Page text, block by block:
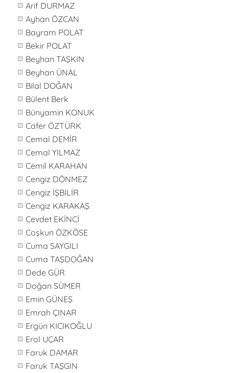
Arif DURMAZ
Ayhan ÖZCAN
Bayram POLAT
Bekir POLAT
Beyhan TAŞKIN
Beyhan ÜNAL
Bilal DOĞAN
Bülent Berk
Bünyamin KONUK
Cafer ÖZTÜRK
Cemal DEMİR
Cemal YILMAZ
Cemil KARAHAN
Cengiz DÖNMEZ
Cengiz İŞBİLİR
Cengiz KARAKAŞ
Cevdet EKİNCİ
Coşkun ÖZKÖSE
Cuma SAYGILI
Cuma TAŞDOĞAN
Dede GÜR
Doğan SÜMER
Emin GÜNEŞ
Emrah ÇINAR
Ergün KICIKOĞLU
Erol UÇAR
Faruk DAMAR
Faruk TAŞGIN